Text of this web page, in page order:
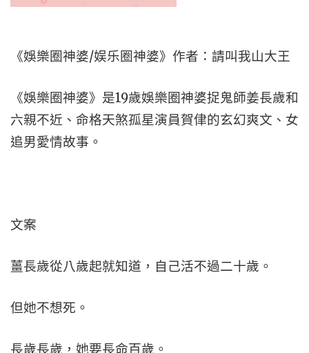
《娛樂圈神婆/娱乐圈神婆》作者：請叫我山大王
《娛樂圈神婆》是19歲娛樂圈神婆捉鬼師姜長歲和
六親不近、命格天煞孤星演員賀侓的玄幻爽文、女
追男愛情故事。
文案
薑長歲從八歲起就知道，自己活不過二十歲。
但她不想死。
長歲長歲，她要長命百歲。